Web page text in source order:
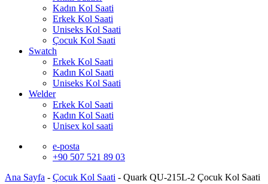
Kadın Kol Saati
Erkek Kol Saati
Uniseks Kol Saati
Çocuk Kol Saati
Swatch
Erkek Kol Saati
Kadın Kol Saati
Uniseks Kol Saati
Welder
Erkek Kol Saati
Kadın Kol Saati
Unisex kol saati
e-posta
+90 507 521 89 03
Ana Sayfa - Çocuk Kol Saati - Quark QU-215L-2 Çocuk Kol Saati